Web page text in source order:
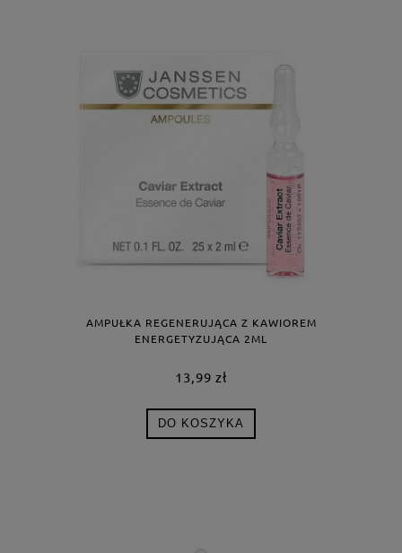
AMPUŁKA REGENERUJĄCA Z KAWIOREM
ENERGETYZUJĄCA 2ML
13,99 zł
DO KOSZYKA